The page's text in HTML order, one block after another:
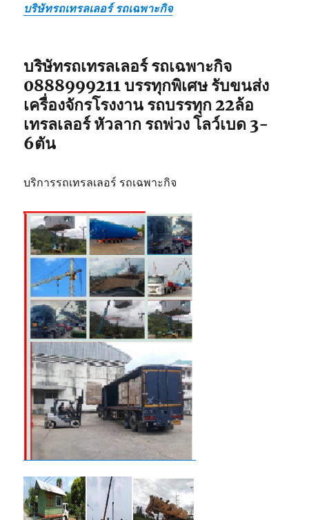
บริษัทรถเทรลเลอร์ รถเฉพาะกิจ
บริษัทรถเทรลเลอร์ รถเฉพาะกิจ
0888999211 บรรทุกพิเศษ รับขนส่ง
เครื่องจักรโรงงาน รถบรรทุก 22ล้อ
เทรลเลอร์ หัวลาก รถพ่วง โลว์เบด 3-
6ตัน
บริการรถเทรลเลอร์ รถเฉพาะกิจ